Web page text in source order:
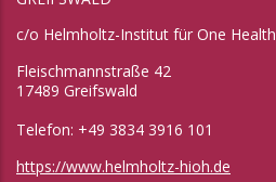
c/o Helmholtz-Institut für One Health
Fleischmannstraße 42
17489 Greifswald
Telefon: +49 3834 3916 101
https://www.helmholtz-hioh.de